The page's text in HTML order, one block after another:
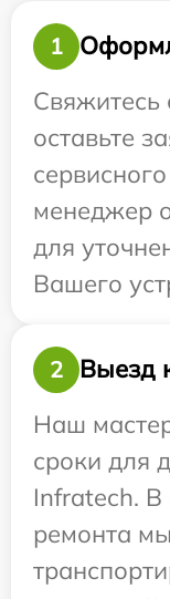
1
Свяжитесь
оставьте
менеджер
для
Вашего
2
Выезд
Наш
сроки для
Infratech. В
ремонта